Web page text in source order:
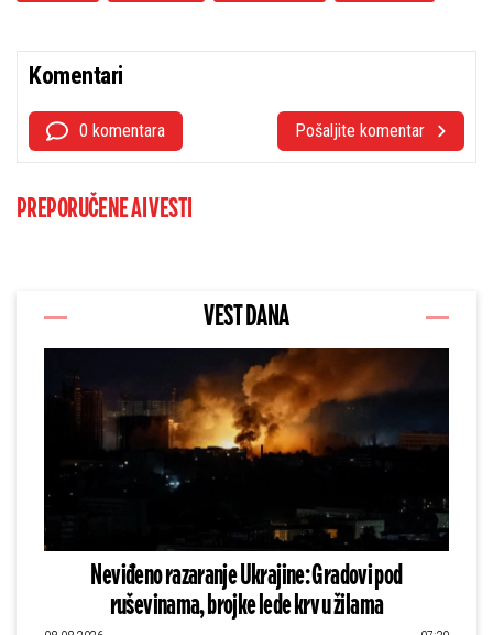
Komentari
0 komentara Pošaljite komentar
PREPORUČENE AI VESTI
VEST DANA
Neviđeno razaranje Ukrajine: Gradovi pod
ruševinama, brojke lede krv u žilama